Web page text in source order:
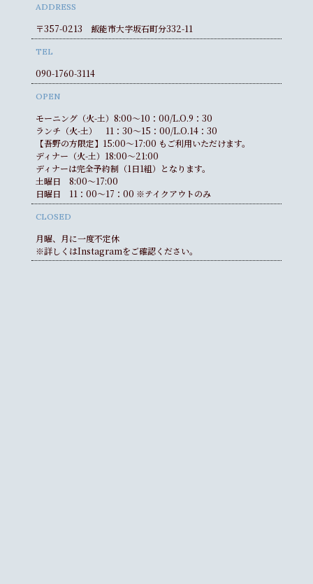
ADDRESS
〒357-0213 飯能市大字坂石町分332-11
TEL
090-1760-3114
OPEN
モーニング（火-土）8:00〜10：00/L.O.9：30
ランチ（火-土） 11：30〜15：00/L.O.14：30
【吾野の方限定】15:00〜17:00 もご利用いただけます。
ディナー（火-土）18:00〜21:00
ディナーは完全予約制（1日1組）となります。
土曜日 8:00〜17:00
日曜日 11：00〜17：00 ※テイクアウトのみ
CLOSED
月曜、月に一度不定休
※詳しくはInstagramをご確認ください。